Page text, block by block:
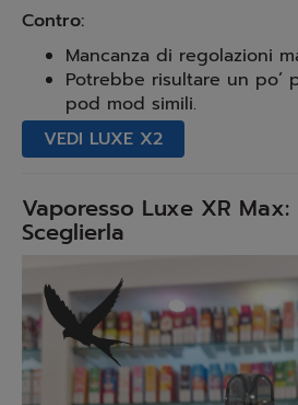
Contro:
Mancanza di regolazioni
Potrebbe risultare un po’
pod mod simili.
VEDI LUXE X2
Vaporesso Luxe XR Max:
Sceglierla